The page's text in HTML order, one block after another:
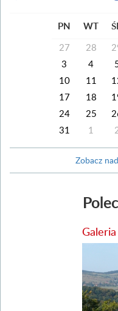
PN WT
27 28
3
4
10 11
17
18
24
25
31
1
Zobacz